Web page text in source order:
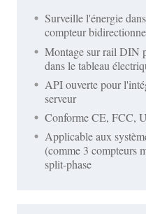
Surveille l'énergie
compteur
Montage sur rail DIN
dans le tableau
API ouverte pour
serveur
Conforme CE, FCC,
Applicable aux
(comme 3 compteurs
split-phase